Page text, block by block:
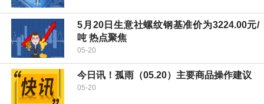
5月20日生意社螺纹钢基准价为3224.00元/
吨 热点聚焦
05-20
今日讯！孤雨（05.20）主要商品操作建议
05-20